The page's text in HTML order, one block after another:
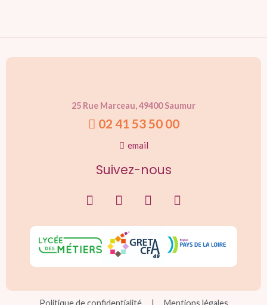
25 Rue Marceau, 49400 Saumur
02 41 53 50 00
email
Suivez-nous